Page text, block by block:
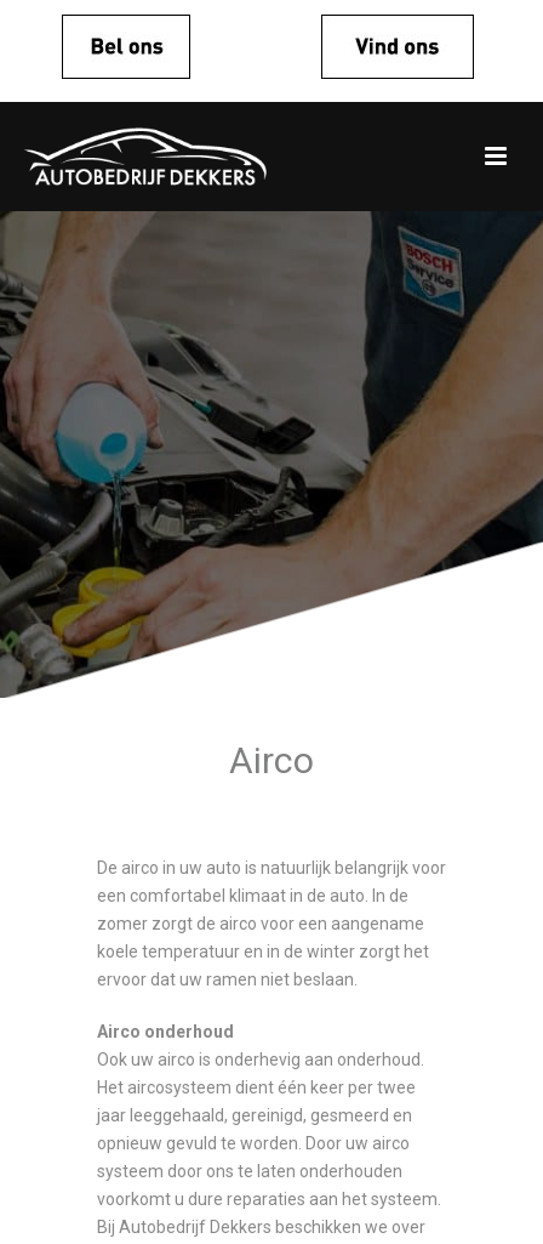
Airco
De airco in uw auto is natuurlijk belangrijk voor
een comfortabel klimaat in de auto. In de
zomer zorgt de airco voor een aangename
koele temperatuur en in de winter zorgt het
ervoor dat uw ramen niet beslaan.
Airco onderhoud
Ook uw airco is onderhevig aan onderhoud.
Het aircosysteem dient één keer per twee
jaar leeggehaald, gereinigd, gesmeerd en
opnieuw gevuld te worden. Door uw airco
systeem door ons te laten onderhouden
voorkomt u dure reparaties aan het systeem.
Bij Autobedrijf Dekkers beschikken we over